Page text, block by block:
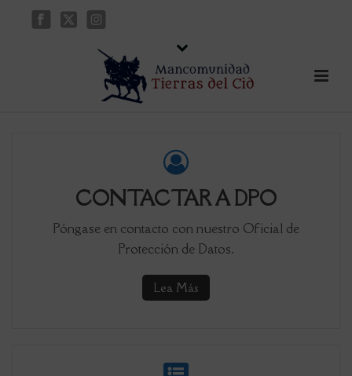
CONTACTAR A DPO
Póngase en contacto con nuestro Oficial de
Protección de Datos.
Lea Más